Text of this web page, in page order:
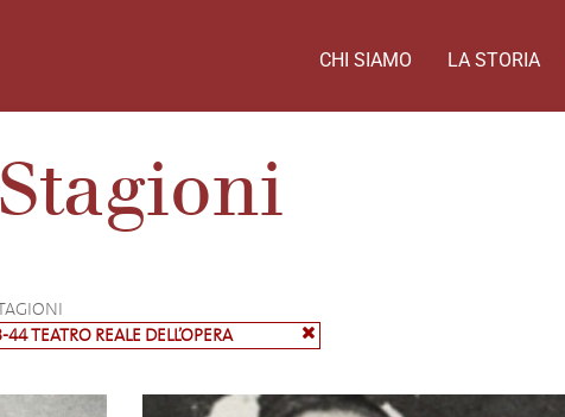
CHI SIAMO LA STORIA
TEATRO REALE DELL’OPERA